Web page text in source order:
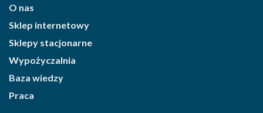
O nas
Sklep internetowy
Sklepy stacjonarne
Wypożyczalnia
Baza wiedzy
Praca